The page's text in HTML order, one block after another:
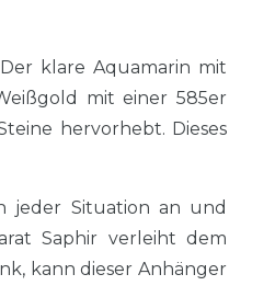
klare Aquamarin mit
mit einer 585er
hervorhebt. Dieses
jeder Situation an und
Saphir verleiht dem
kann dieser Anhänger